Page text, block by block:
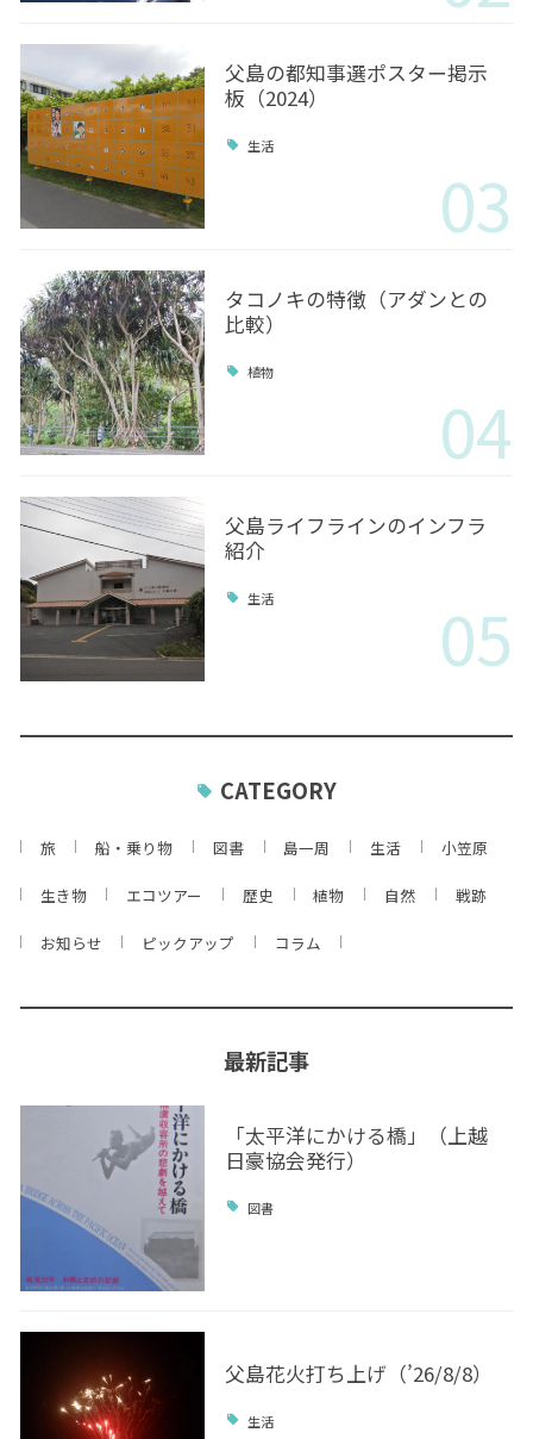
父島の都知事選ポスター掲示
板（2024）
生活
03
タコノキの特徴（アダンとの
比較）
植物
04
父島ライフラインのインフラ
紹介
生活 05
CATEGORY
旅 船・乗り物 図書 島一周 生活 小笠原
生き物 エコツアー 歴史 植物 自然 戦跡
お知らせ ピックアップ コラム
最新記事
「太平洋にかける橋」（上越
日豪協会発行）
図書
父島花火打ち上げ（’26/8/8）
生活